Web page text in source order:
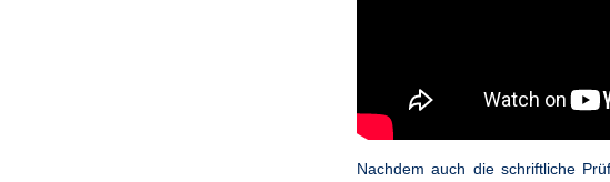
Nachdem auch die schriftliche